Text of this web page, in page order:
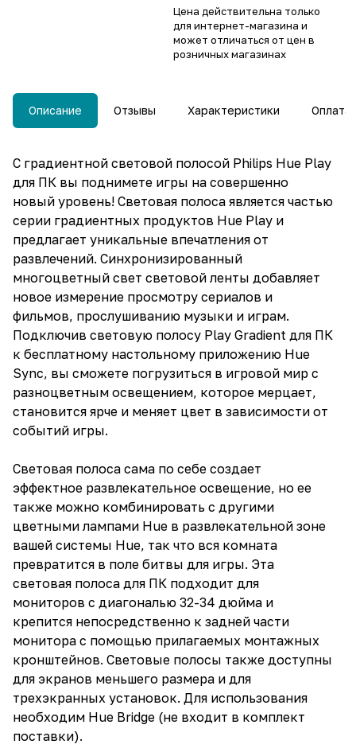
Цена действительна только
для интернет-магазина и
может отличаться от цен в
розничных магазинах
Описание Отзывы Характеристики Оплата
С градиентной световой полосой Philips Hue Play
для ПК вы поднимете игры на совершенно
новый уровень! Световая полоса является частью
серии градиентных продуктов Hue Play и
предлагает уникальные впечатления от
развлечений. Синхронизированный
многоцветный свет световой ленты добавляет
новое измерение просмотру сериалов и
фильмов, прослушиванию музыки и играм.
Подключив световую полосу Play Gradient для ПК
к бесплатному настольному приложению Hue
Sync, вы сможете погрузиться в игровой мир с
разноцветным освещением, которое мерцает,
становится ярче и меняет цвет в зависимости от
событий игры.
Световая полоса сама по себе создает
эффектное развлекательное освещение, но ее
также можно комбинировать с другими
цветными лампами Hue в развлекательной зоне
вашей системы Hue, так что вся комната
превратится в поле битвы для игры. Эта
световая полоса для ПК подходит для
мониторов с диагональю 32-34 дюйма и
крепится непосредственно к задней части
монитора с помощью прилагаемых монтажных
кронштейнов. Световые полосы также доступны
для экранов меньшего размера и для
трехэкранных установок. Для использования
необходим Hue Bridge (не входит в комплект
поставки).